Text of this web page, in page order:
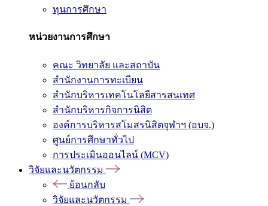
ทุนการศึกษา
หน่วยงานการศึกษา
คณะ วิทยาลัย และสถาบัน
สำนักงานการทะเบียน
สำนักบริหารเทคโนโลยีสารสนเทศ
สำนักบริหารกิจการนิสิต
องค์การบริหารสโมสรนิสิตจุฬาฯ (อบจ.)
ศูนย์การศึกษาทั่วไป
การประเมินออนไลน์ (MCV)
วิจัยและนวัตกรรม
ย้อนกลับ
วิจัยและนวัตกรรม